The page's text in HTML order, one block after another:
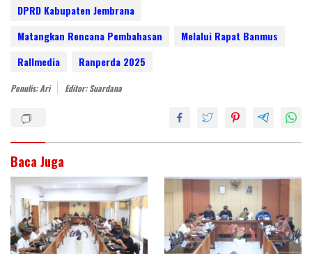
itt
er
k
e
dI
n
e
b
o
o
at
s
A
p
e
DPRD Kabupaten Jembrana
Matangkan Rencana Pembahasan
Melalui Rapat Banmus
Rallmedia
Ranperda 2025
Penulis: Ari Editor: Suardana
Baca Juga